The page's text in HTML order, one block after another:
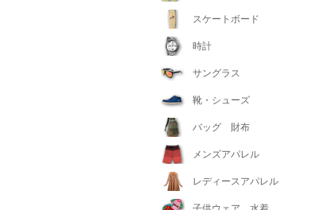
スケートボード
時計
サングラス
靴・シューズ
バッグ 財布
メンズアパレル
レディースアパレル